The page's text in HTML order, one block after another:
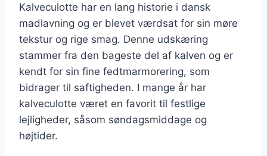
Kalveculotte har en lang historie i dansk
madlavning og er blevet værdsat for sin møre
tekstur og rige smag. Denne udskæring
stammer fra den bageste del af kalven og er
kendt for sin fine fedtmarmorering, som
bidrager til saftigheden. I mange år har
kalveculotte været en favorit til festlige
lejligheder, såsom søndagsmiddage og
højtider.